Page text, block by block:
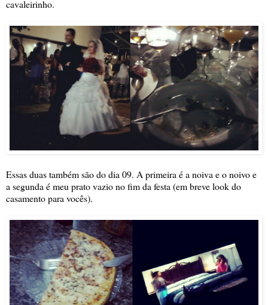
cavaleirinho.
Essas duas também são do dia 09. A primeira é a noiva e o noivo e
a segunda é meu prato vazio no fim da festa (em breve look do
casamento para vocês).